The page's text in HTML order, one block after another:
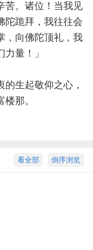
苦。诸位！当我见
陀跪拜，我往往会
，向佛陀顶礼，我
量！」
生起敬仰之心，
那。
倒序浏览
看全部